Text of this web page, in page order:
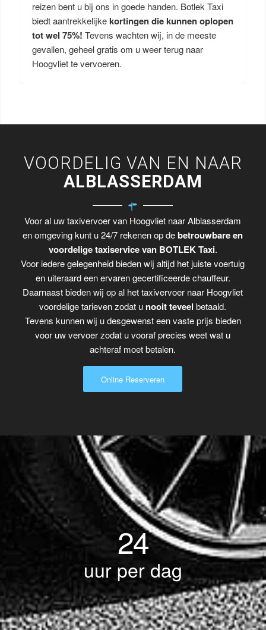
reizen bent u bij ons in goede handen. Botlek Taxi
biedt aantrekkelijkekortingen die kunnen oplopen
tot wel 75%! Tevens wachten wij, in de meeste
gevallen, geheel gratis om u weer terug naar
Hoogvliet te vervoeren.
VOORDELIG VAN EN NAAR
ALBLASSERDAM
Voor al uw taxivervoer van Hoogvliet naar Alblasserdam
en omgeving kunt u 24/7 rekenen op debetrouwbare en
voordelige taxiservice van BOTLEK Taxi.
Voor iedere gelegenheid bieden wij altijd het juiste voertuig
en uiteraard een ervaren gecertificeerde chauffeur.
Daarnaast bieden wij op al het taxivervoer naar Hoogvliet
voordelige tarieven zodat u nooit teveel betaald.
Tevens kunnen wij u desgewenst een vaste prijs bieden
voor uw vervoer zodat u vooraf precies weet wat u
achteraf moet betalen.
Online Reserveren
24
uur per dag